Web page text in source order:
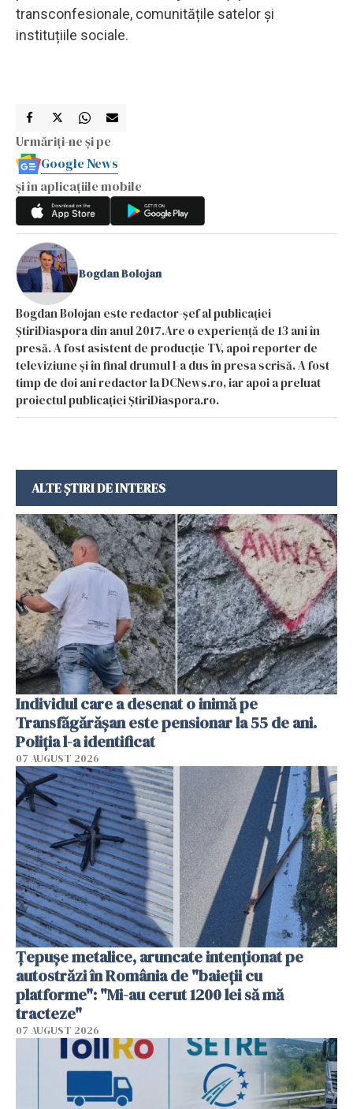
transconfesionale, comunitățile satelor și
instituțiile sociale.
Urmăriți-ne și pe
Google News
și în aplicațiile mobile
Bogdan Bolojan
Bogdan Bolojan este redactor-șef al publicației
ȘtiriDiaspora din anul 2017.Are o experiență de 13 ani în
presă. A fost asistent de producție TV, apoi reporter de
televiziune și în final drumul l-a dus în presa scrisă. A fost
timp de doi ani redactor la DCNews.ro, iar apoi a preluat
proiectul publicației ȘtiriDiaspora.ro.
ALTE ȘTIRI DE INTERES
Individul care a desenat o inimă pe
Transfăgărășan este pensionar la 55 de ani.
Poliția l-a identificat
07 AUGUST 2026
Țepușe metalice, aruncate intenționat pe
autostrăzi în România de "baieții cu
platforme": "Mi-au cerut 1200 lei să mă
tracteze"
07 AUGUST 2026